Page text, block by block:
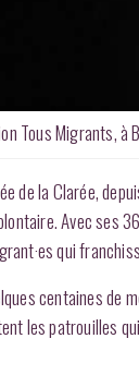
Tous Migrants,
de la Clarée,
Avec ses
qui
centaines
les patrouilles